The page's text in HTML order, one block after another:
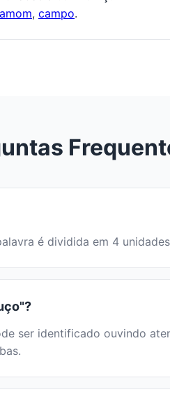
, campo.
palavra é dividida em 4
ser identificado ouvindo